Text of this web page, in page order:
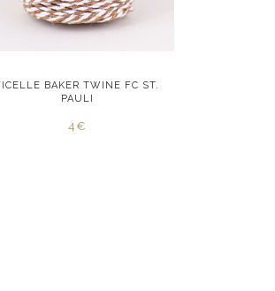
BAKER TWINE FC ST.
PAULI
4€